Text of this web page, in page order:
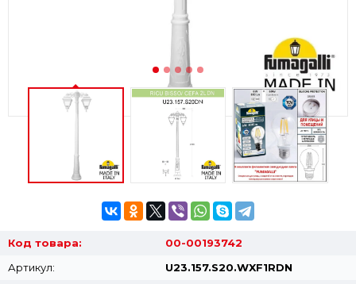
Код товара:
00-00193742
Артикул:
U23.157.S20.WXF1RDN